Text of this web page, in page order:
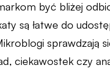
być bliżej
są łatwe do
sprawdzają
ciekawostek czy